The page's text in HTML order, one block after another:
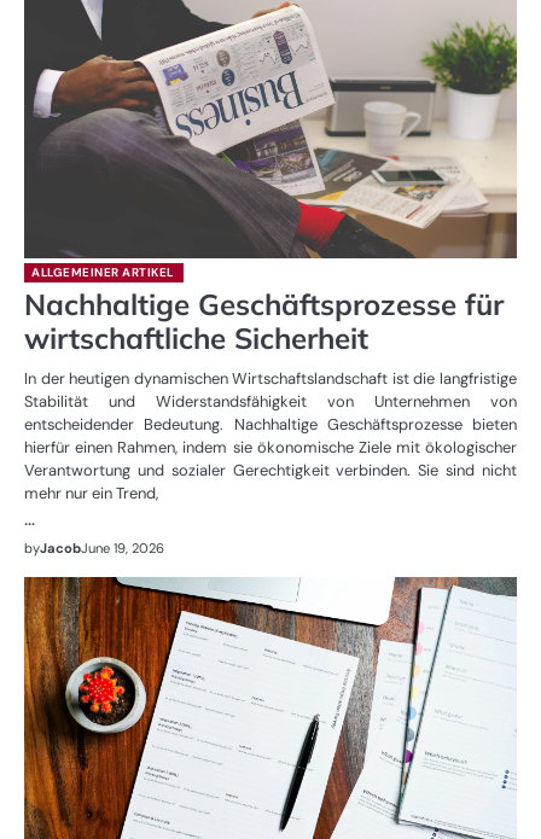
ALLGEMEINER ARTIKEL
Nachhaltige Geschäftsprozesse für
wirtschaftliche Sicherheit
In der heutigen dynamischen Wirtschaftslandschaft ist die langfristige
Stabilität und Widerstandsfähigkeit von Unternehmen von
entscheidender Bedeutung. Nachhaltige Geschäftsprozesse bieten
hierfür einen Rahmen, indem sie ökonomische Ziele mit ökologischer
Verantwortung und sozialer Gerechtigkeit verbinden. Sie sind nicht
mehr nur ein Trend,
…
byJacobJune 19, 2026